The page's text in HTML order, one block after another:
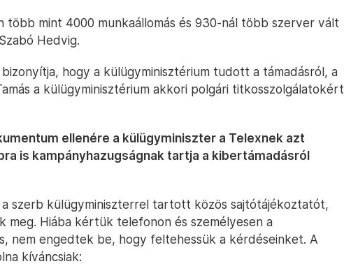
több mint 4000 munkaállomás és 930-nál több szerver vált
Hedvig.
hogy a külügyminisztérium tudott a támadásról, a
a külügyminisztérium akkori polgári titkosszolgálatokért
ellenére a külügyminiszter a Telexnek azt
is kampányhazugságnak tartja a kibertámadásról
szerb külügyminiszterrel tartott közös sajtótájékoztatót,
meg. Hiába kértük telefonon és személyesen a
nem engedtek be, hogy feltehessük a kérdéseinket. A
kíváncsiak: